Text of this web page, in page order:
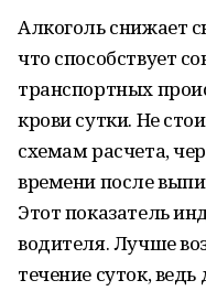
Алкоголь снижает
что способствует
транспортных
крови сутки. Не
схемам расчета,
времени после
Этот показатель
водителя. Лучше
течение суток,